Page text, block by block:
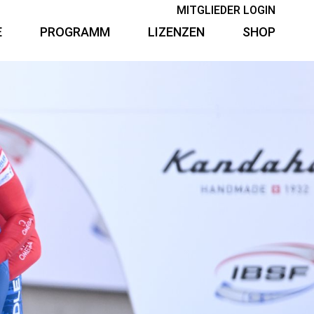
PROGRAMM LIZENZEN SHOP
MITGLIEDER LOGIN